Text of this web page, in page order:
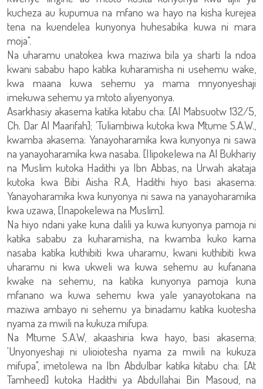
kucheza au kupumua na mfano wa hayo na kisha kurejea
tena na kuendelea kunyonya huhesabika kuwa ni mara
moja".
Na uharamu unatokea kwa maziwa bila ya sharti la ndoa
kwani sababu hapo katika kuharamisha ni usehemu wake,
kwa maana kuwa sehemu ya mama mnyonyeshaji
imekuwa sehemu ya mtoto aliyenyonya.
Asarkhasiy akasema katika kitabu cha: [Al Mabsuotw 132/5,
Ch. Dar Al Maarifah]; 'Tuliambiwa kutoka kwa Mtume S.A.W.,
kwamba akasema: Yanayoharamika kwa kunyonya ni sawa
na yanayoharamika kwa nasaba. [Ilipokelewa na Al Bukhariy
na Muslim kutoka Hadithi ya Ibn Abbas, na Urwah akataja
kutoka kwa Bibi Aisha R.A, Hadithi hiyo basi akasema:
Yanayoharamika kwa kunyonya ni sawa na yanayoharamika
kwa uzawa, [Inapokelewa na Muslim].
Na hiyo ndani yake kuna dalili ya kuwa kunyonya pamoja ni
katika sababu za kuharamisha, na kwamba kuko kama
nasaba katika kuthibiti kwa uharamu, kwani kuthibiti kwa
uharamu ni kwa ukweli wa kuwa sehemu au kufanana
kwake na sehemu, na katika kunyonya pamoja kuna
mfanano wa kuwa sehemu kwa yale yanayotokana na
maziwa ambayo ni sehemu ya binadamu katika kuotesha
nyama za mwili na kukuza mifupa.
Na Mtume S.A.W, akaashiria kwa hayo, basi akasema;
'Unyonyeshaji ni ulioiotesha nyama za mwili na kukuza
mifupa", imetolewa na Ibn Abdulbar katika kitabu cha: [At
Tamheed] kutoka Hadithi ya Abdullahai Bin Masoud, na